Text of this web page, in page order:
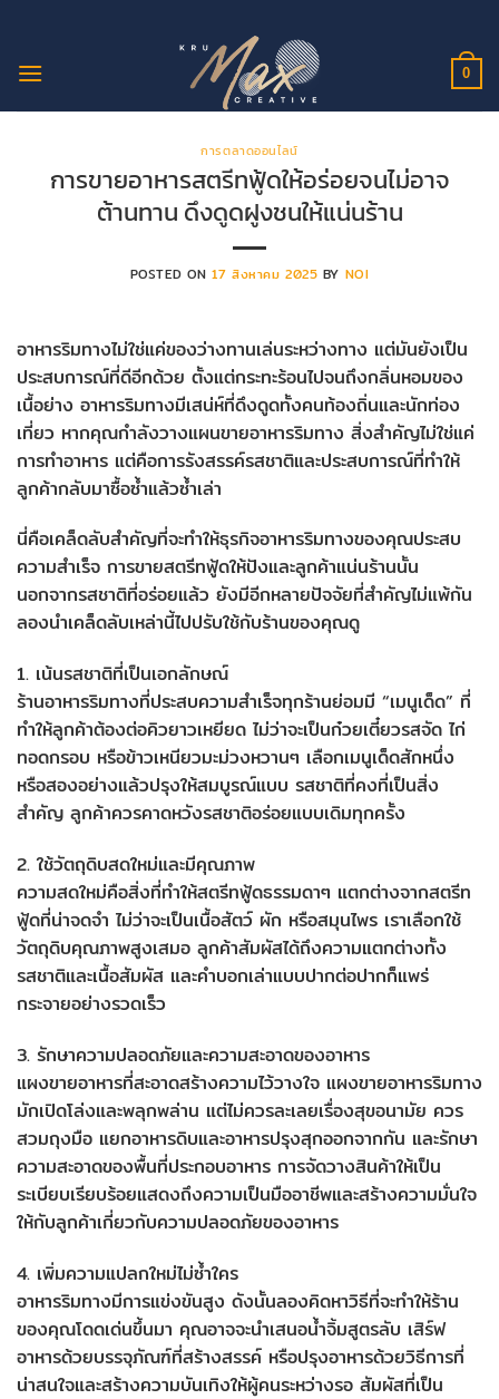
ยัง
0
การตลาดออนไลน์
การขายอาหารสตรีทฟู้ดให้อร่อยจนไม่อาจ
ต้านทาน ดึงดูดฝูงชนให้แน่นร้าน
POSTED ON17 สิงหาคม 2025 BY NOI
อาหารริมทางไม่ใช่แค่ของว่างทานเล่นระหว่างทาง แต่มันยังเป็น
ประสบการณ์ที่ดีอีกด้วย ตั้งแต่กระทะร้อนไปจนถึงกลิ่นหอมของ
เนื้อย่าง อาหารริมทางมีเสน่ห์ที่ดึงดูดทั้งคนท้องถิ่นและนักท่อง
เที่ยว หากคุณกำลังวางแผนขายอาหารริมทาง สิ่งสำคัญไม่ใช่แค่
การทำอาหาร แต่คือการรังสรรค์รสชาติและประสบการณ์ที่ทำให้
ลูกค้ากลับมาซื้อซ้ำแล้วซ้ำเล่า
นี่คือเคล็ดลับสำคัญที่จะทำให้ธุรกิจอาหารริมทางของคุณประสบ
ความสำเร็จ การขายสตรีทฟู้ดให้ปังและลูกค้าแน่นร้านนั้น
นอกจากรสชาติที่อร่อยแล้ว ยังมีอีกหลายปัจจัยที่สำคัญไม่แพ้กัน
ลองนำเคล็ดลับเหล่านี้ไปปรับใช้กับร้านของคุณดู
1. เน้นรสชาติที่เป็นเอกลักษณ์
ร้านอาหารริมทางที่ประสบความสำเร็จทุกร้านย่อมมี “เมนูเด็ด” ที่
ทำให้ลูกค้าต้องต่อคิวยาวเหยียด ไม่ว่าจะเป็นก๋วยเตี๋ยวรสจัด ไก่
ทอดกรอบ หรือข้าวเหนียวมะม่วงหวานๆ เลือกเมนูเด็ดสักหนึ่ง
หรือสองอย่างแล้วปรุงให้สมบูรณ์แบบ รสชาติที่คงที่เป็นสิ่ง
สำคัญ ลูกค้าควรคาดหวังรสชาติอร่อยแบบเดิมทุกครั้ง
2. ใช้วัตถุดิบสดใหม่และมีคุณภาพ
ความสดใหม่คือสิ่งที่ทำให้สตรีทฟู้ดธรรมดาๆ แตกต่างจากสตรีท
ฟู้ดที่น่าจดจำ ไม่ว่าจะเป็นเนื้อสัตว์ ผัก หรือสมุนไพร เราเลือกใช้
วัตถุดิบคุณภาพสูงเสมอ ลูกค้าสัมผัสได้ถึงความแตกต่างทั้ง
รสชาติและเนื้อสัมผัส และคำบอกเล่าแบบปากต่อปากก็แพร่
กระจายอย่างรวดเร็ว
3. รักษาความปลอดภัยและความสะอาดของอาหาร
แผงขายอาหารที่สะอาดสร้างความไว้วางใจ แผงขายอาหารริมทาง
มักเปิดโล่งและพลุกพล่าน แต่ไม่ควรละเลยเรื่องสุขอนามัย ควร
สวมถุงมือ แยกอาหารดิบและอาหารปรุงสุกออกจากกัน และรักษา
ความสะอาดของพื้นที่ประกอบอาหาร การจัดวางสินค้าให้เป็น
ระเบียบเรียบร้อยแสดงถึงความเป็นมืออาชีพและสร้างความมั่นใจ
ให้กับลูกค้าเกี่ยวกับความปลอดภัยของอาหาร
4. เพิ่มความแปลกใหม่ไม่ซ้ำใคร
อาหารริมทางมีการแข่งขันสูง ดังนั้นลองคิดหาวิธีที่จะทำให้ร้าน
ของคุณโดดเด่นขึ้นมา คุณอาจจะนำเสนอน้ำจิ้มสูตรลับ เสิร์ฟ
อาหารด้วยบรรจุภัณฑ์ที่สร้างสรรค์ หรือปรุงอาหารด้วยวิธีการที่
น่าสนใจและสร้างความบันเทิงให้ผู้คนระหว่างรอ สัมผัสที่เป็น